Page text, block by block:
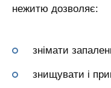
нежитю дозволяє:
знімати
знищувати і